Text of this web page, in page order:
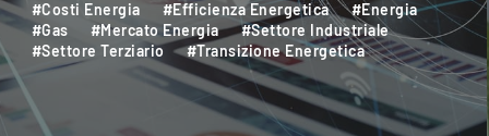
DECISORI INDUSTRIA
PRESS
&
MEDIA
RICERCA
#Decarbonizzazione
#Efficienza Energetica
#Settore Industriale
#Settore Terziario